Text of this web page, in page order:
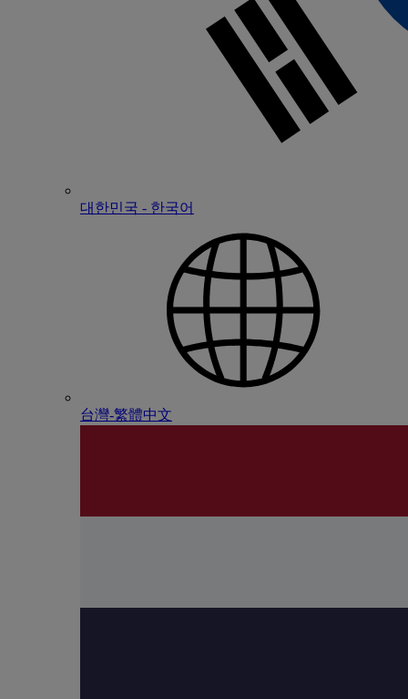
대한민국 - 한국어
台灣-繁體中文